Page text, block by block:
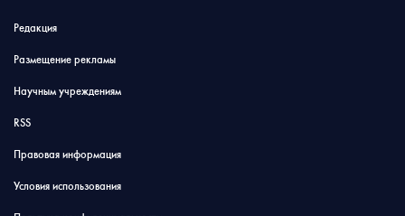
Редакция
Размещение рекламы
Научным учреждениям
RSS
Правовая информация
Условия использования